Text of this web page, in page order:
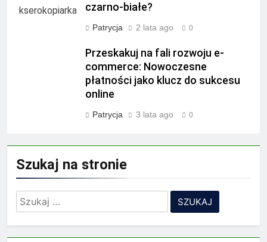
czarno-białe?
Patrycja 2 lata ago 0
Przeskakuj na fali rozwoju e-
commerce: Nowoczesne
płatności jako klucz do sukcesu
online
Patrycja 3 lata ago 0
Szukaj na stronie
Szukaj: